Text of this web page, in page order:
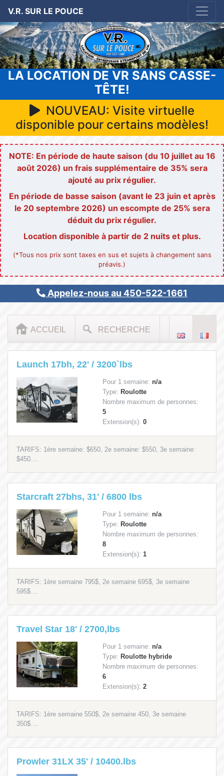
V.R. SUR LE POUCE
LA LOCATION DE VR SANS CASSE-
TÊTE!
NOUVEAU: Visite virtuelle
disponible pour certains modèles!
NOTE: En période de haute saison (du 10 juillet au 16
août 2026) un frais supplémentaire de 35% sera
ajouté au prix régulier.
En période de basse saison (avant le 23 juin et après
le 20 septembre 2026) un escompte de 25% sera
déduit du prix régulier.
Location disponible à partir de 2 nuits et plus.
(*Tous nos prix sont taxes en sus et sujets à changement sans
préavis.)
Appelez-nous au 450-522-1661
ACCUEIL RECHERCHE
Launch 17bh, 22' / 3200`lbs
Pour 1 semaine: n/a
Type: Roulotte
Nombre maximum de personnes:
5
Extension(s): 0
TARIFS: 1ère semaine: $650, 2e semaine: $550, 3e semaine:
$450....
Starcraft 27bhs, 31' / 6800 lbs
Pour 1 semaine: n/a
Type: Roulotte
Nombre maximum de personnes:
8
Extension(s): 1
TARIFS: 1ère semaine 795$, 2e semaine 695$, 3e semaine
595$....
Travel Star 18' / 2700,lbs
Pour 1 semaine: n/a
Type: Roulotte hybride
Nombre maximum de personnes:
6
Extension(s): 2
TARIFS: 1ère semaine 550$, 2e semaine 450, 3e semaine
350$....
Prowler 31LX 35' / 10400.lbs